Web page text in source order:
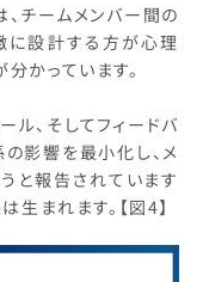
チームメンバー間の
に設計する方が心理
かっています。
、そしてフィードバ
影響を最小化し、メ
と報告されています
生まれます。【図4】